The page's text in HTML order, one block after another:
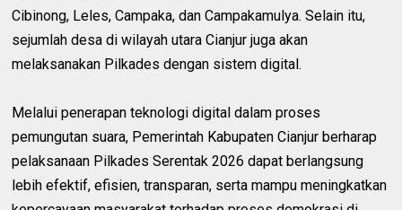
Cibinong, Leles, Campaka, dan Campakamulya. Selain itu,
sejumlah desa di wilayah utara Cianjur juga akan
melaksanakan Pilkades dengan sistem digital.
Melalui penerapan teknologi digital dalam proses
pemungutan suara, Pemerintah Kabupaten Cianjur berharap
pelaksanaan Pilkades Serentak 2026 dapat berlangsung
lebih efektif, efisien, transparan, serta mampu meningkatkan